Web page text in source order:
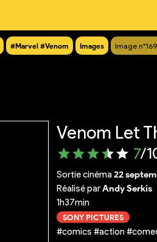
#Marvel #Venom Images Image
Venom Let
7/
Sortie cinéma 22
Réalisé parAndy Serkis
1h37min
SONY PICTURES
#comics #action